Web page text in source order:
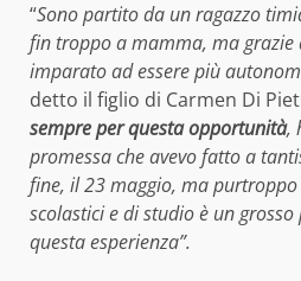
“Sono partito da un ragazzo
fin troppo a mamma, ma grazie
imparato ad essere più
detto il figlio di Carmen Di
sempre per questa opportunità,
promessa che avevo fatto a
fine, il 23 maggio, ma
scolastici e di studio è un
questa esperienza”.